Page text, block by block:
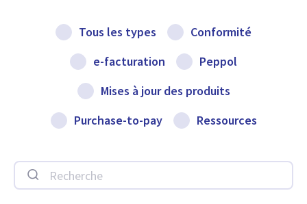
Tous les types
Conformité
e-facturation
Peppol
Mises à jour des produits
Purchase-to-pay
Ressources
Recherche